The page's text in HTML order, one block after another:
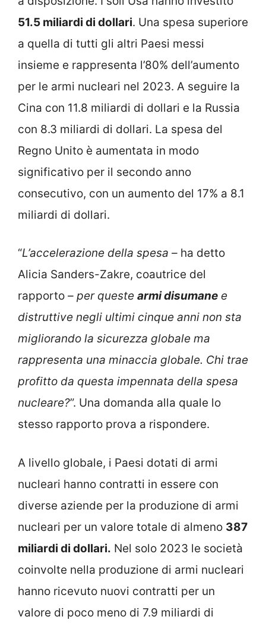
51.5 miliardi di dollari. Una spesa superiore
a quella di tutti gli altri Paesi messi
insieme e rappresenta l’80% dell’aumento
per le armi nucleari nel 2023. A seguire la
Cina con 11.8 miliardi di dollari e la Russia
con 8.3 miliardi di dollari. La spesa del
Regno Unito è aumentata in modo
significativo per il secondo anno
consecutivo, con un aumento del 17% a 8.1
miliardi di dollari.
“L’accelerazione della spesa – ha detto
Alicia Sanders-Zakre, coautrice del
rapporto – per queste armi disumane e
distruttive negli ultimi cinque anni non sta
migliorando la sicurezza globale ma
rappresenta una minaccia globale. Chi trae
profitto da questa impennata della spesa
nucleare?”. Una domanda alla quale lo
stesso rapporto prova a rispondere.
A livello globale, i Paesi dotati di armi
nucleari hanno contratti in essere con
diverse aziende per la produzione di armi
nucleari per un valore totale di almeno 387
miliardi di dollari. Nel solo 2023 le società
coinvolte nella produzione di armi nucleari
hanno ricevuto nuovi contratti per un
valore di poco meno di 7.9 miliardi di